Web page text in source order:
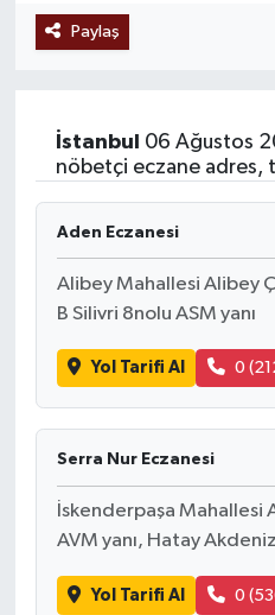
Paylaş
İstanbul
06 Ağustos
nöbetçi eczane adres,
Aden Eczanesi
Alibey Mahallesi Alibey
B Silivri 8nolu ASM yanı
Yol Tarifi Al 0
Serra Nur Eczanesi
İskenderpaşa Mahallesi
AVM yanı, Hatay
Yol Tarifi Al 0
Politika
Eğitim
Ekonomi
Sağlık
Tokat Haber
Tüm Manşetler
Haber Arşivi